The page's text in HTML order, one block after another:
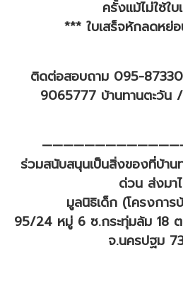
ครั้งแม้ไม่ใช้ใ
*** ใบเสร็จหักลดหย่
ติดต่อสอบถาม 095-
9065777 บ้านทานตะวัน
ร่วมสนับสนุนเป็นสิ่งของที่บ้าน
ด่วน ส่งมา
มูลนิธิเด็ก (โครงการ
95/24 หมู่ 6 ซ.กระทุ่มล้ม 18
จ.นครปฐม